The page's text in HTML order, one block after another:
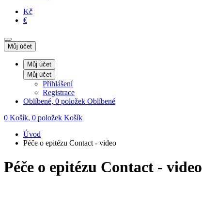
Kč
€
Můj účet
Můj účet
Můj účet
Přihlášení
Registrace
Oblíbené, 0 položek Oblíbené
0 Košík, 0 položek Košík
Úvod
Péče o epitézu Contact - video
Péče o epitézu Contact - video